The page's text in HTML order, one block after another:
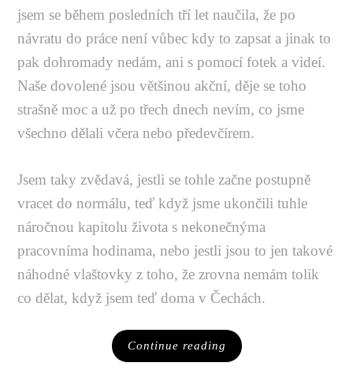
jsem se během posledních tří let naučila, že po
návratu do práce není vůbec kdy to zapsat a jinak to
pak dohromady nedám, ani s pomocí fotek a videí.
Naše dovolené jsou většinou akční, děje se toho
strašně moc a už po třech dnech nevím, co jsme
všechno dělali včera nebo předevčírem.
Jsem taky zvědavá, jestli se tohle začne postupně
vracet do normálu, teď když jsme ukončili tuhle
náročnou kapitolu života s nekonečnýma
pracovníma hodinama, nebo jestli jsou to jen takové
náhodné vlaštovky z toho, že zrovna nemám tolik
co dělat, když jsem teď doma v Čechách.
Continue reading